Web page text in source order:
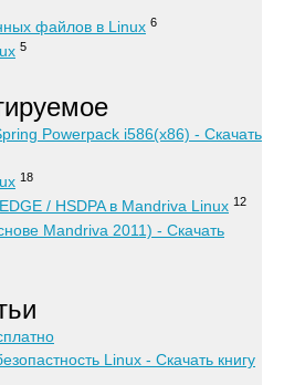
файлов в Linux 6
5
Powerpack i586(x86) - Скачать
18
/ HSDPA в Mandriva Linux 12
Mandriva 2011) - Скачать
Linux - Скачать книгу